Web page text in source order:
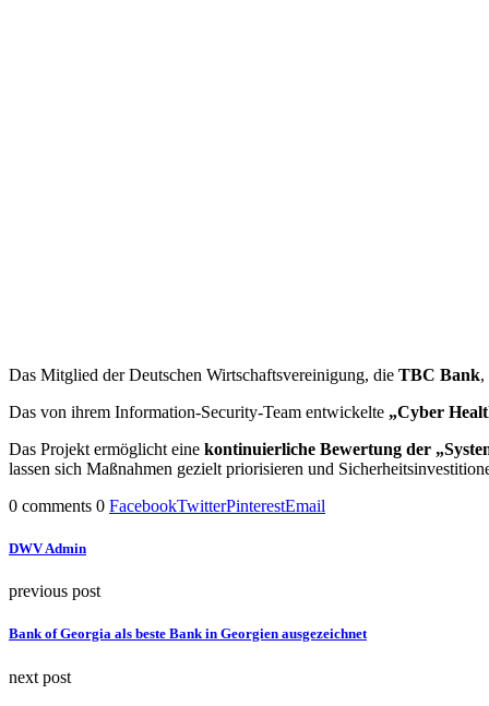
Das Mitglied der Deutschen Wirtschaftsvereinigung, die TBC Bank,
Das von ihrem Information-Security-Team entwickelte „Cyber
Das Projekt ermöglicht eine kontinuierliche Bewertung der
lassen sich Maßnahmen gezielt priorisieren und
0 comments 0 FacebookTwitterPinterestEmail
DWV Admin
previous post
Bank of Georgia als beste Bank in Georgien ausgezeichnet
next post